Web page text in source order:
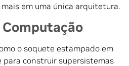
em uma única arquitetura.
Computação
o soquete estampado em
para construir supersistemas